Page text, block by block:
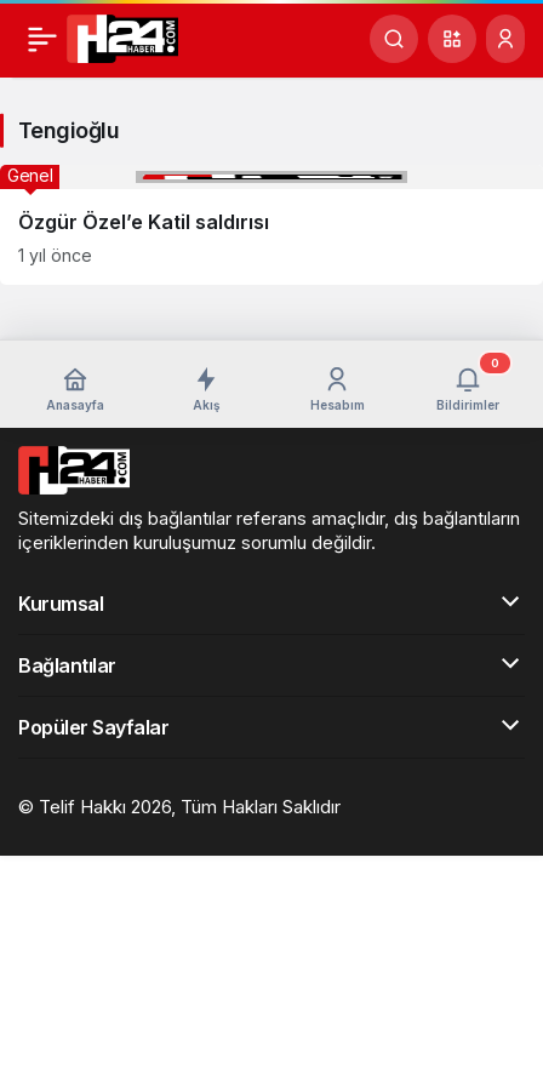
Tengioğlu
Haberleri
Tengioğlu
Özgür Özel’e Katil saldırısı
Genel
1 yıl önce
Anasayfa Akış Hesabım Bildirimler
0
Sitemizdeki dış bağlantılar referans amaçlıdır, dış bağlantıların
içeriklerinden kuruluşumuz sorumlu değildir.
Kurumsal
Bağlantılar
Popüler Sayfalar
© Telif Hakkı 2026, Tüm Hakları Saklıdır